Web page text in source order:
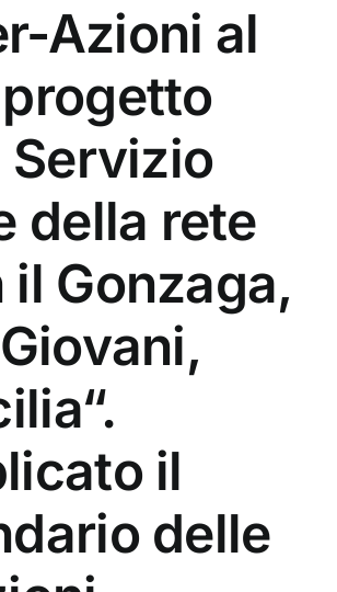
Azioni al
Servizio
della rete
il Gonzaga,
il
delle